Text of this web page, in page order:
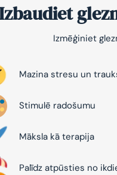
Izmēģiniet
Mazina stresu un
Stimulē radošumu
Māksla kā terapija
Palīdz atpūsties no